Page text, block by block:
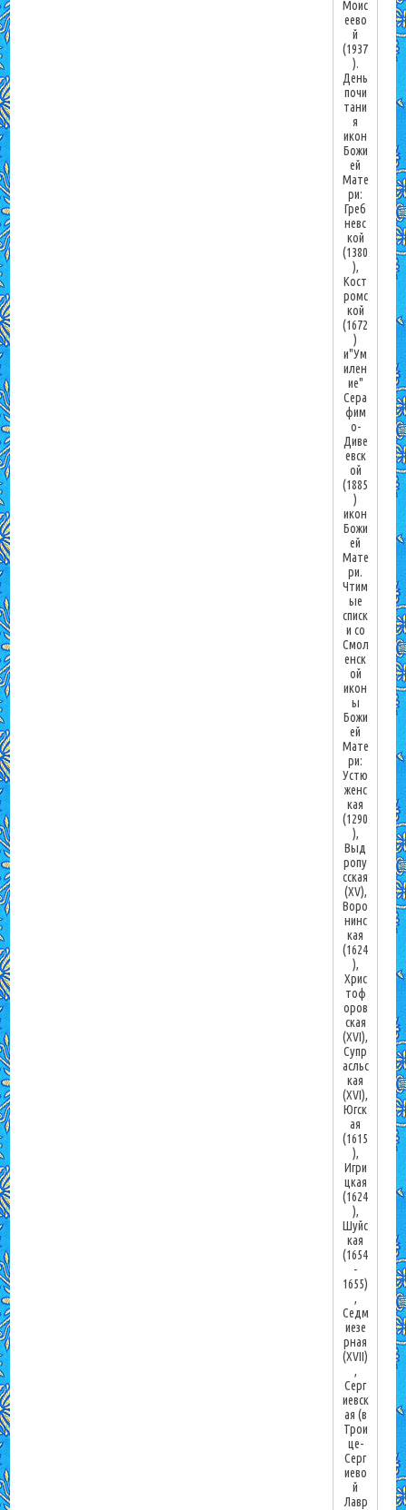
Моис
еево
й
(1937
).
День
почи
тани
я
икон
Божи
ей
Мате
ри:
Греб
невс
кой
(1380
),
Кост
ромс
кой
(1672
)
и"Ум
илен
ие"
Сера
фим
о-
Диве
евск
ой
(1885
)
икон
Божи
ей
Мате
ри.
Чтим
ые
списк
и со
Смол
енск
ой
икон
ы
Божи
ей
Мате
ри:
Устю
женс
кая
(1290
),
Выд
ропу
сская
(XV),
Воро
нинс
кая
(1624
),
Хрис
тоф
оров
ская
(XVI),
Супр
асльс
кая
(XVI),
Югск
ая
(1615
),
Игри
цкая
(1624
),
Шуйс
кая
(1654
-
1655)
,
Седм
иезе
рная
(XVII)
,
Серг
иевск
ая (в
Трои
це-
Серг
иево
й
Лавр